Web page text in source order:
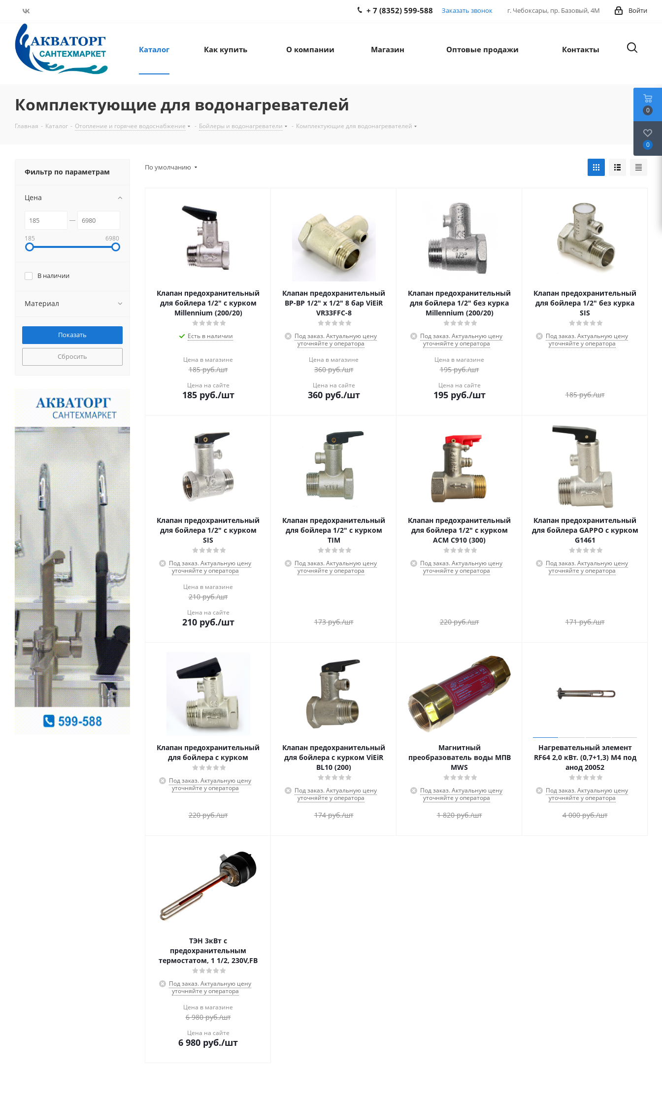
Войти
г. Чебоксары, пр. Базовый, 4М
+ 7 (8352) 599-588 Заказать звонок
Каталог Как купить О компании Магазин Оптовые продажи Контакты
Комплектующие для водонагревателей
Главная - Каталог - Отопление и горячее водоснабжение - Бойлеры и водонагреватели - Комплектующие для водонагревателей
По умолчанию
Клапан предохранительный
для бойлера 1/2" с курком
Millennium (200/20)
Есть в наличии
Цена в магазине
185руб./шт
Цена на сайте
185руб./шт
Клапан предохранительный
ВР-ВР 1/2" х 1/2" 8 бар ViEiR
VR33FFC-8
Под заказ. Актуальную цену
уточняйте у оператора
Цена в магазине
360руб./шт
Цена на сайте
360руб./шт
Клапан предохранительный
для бойлера 1/2" без курка
Millennium (200/20)
Под заказ. Актуальную цену
уточняйте у оператора
Цена в магазине
195руб./шт
Цена на сайте
195руб./шт
Клапан предохранительный
для бойлера 1/2" без курка
SIS
Под заказ. Актуальную цену
уточняйте у оператора
185руб./шт
Клапан предохранительный
для бойлера 1/2" с курком
SIS
Под заказ. Актуальную цену
уточняйте у оператора
Цена в магазине
210руб./шт
Цена на сайте
210руб./шт
Клапан предохранительный
для бойлера 1/2" с курком
TIM
Под заказ. Актуальную цену
уточняйте у оператора
173руб./шт
Клапан предохранительный
для бойлера 1/2" с курком
АСМ С910 (300)
Под заказ. Актуальную цену
уточняйте у оператора
220руб./шт
Клапан предохранительный
для бойлера GAPPO с курком
G1461
Под заказ. Актуальную цену
уточняйте у оператора
171руб./шт
Клапан предохранительный
для бойлера с курком
Под заказ. Актуальную цену
уточняйте у оператора
220руб./шт
Клапан предохранительный
для бойлера с курком ViEiR
BL10 (200)
Под заказ. Актуальную цену
уточняйте у оператора
174руб./шт
Магнитный
преобразователь воды МПВ
MWS
Под заказ. Актуальную цену
уточняйте у оператора
1 820руб./шт
Нагревательный элемент
RF64 2,0 кВт. (0,7+1,3) М4 под
анод 20052
Под заказ. Актуальную цену
уточняйте у оператора
4 000руб./шт
ТЭН 3кВт с
предохранительным
термостатом, 1 1/2, 230V,FB
Под заказ. Актуальную цену
уточняйте у оператора
Цена в магазине
6 980руб./шт
Цена на сайте
6 980 руб./шт
Фильтр по параметрам
Цена
185 6980
В наличии
Материал
Сбросить
0
0